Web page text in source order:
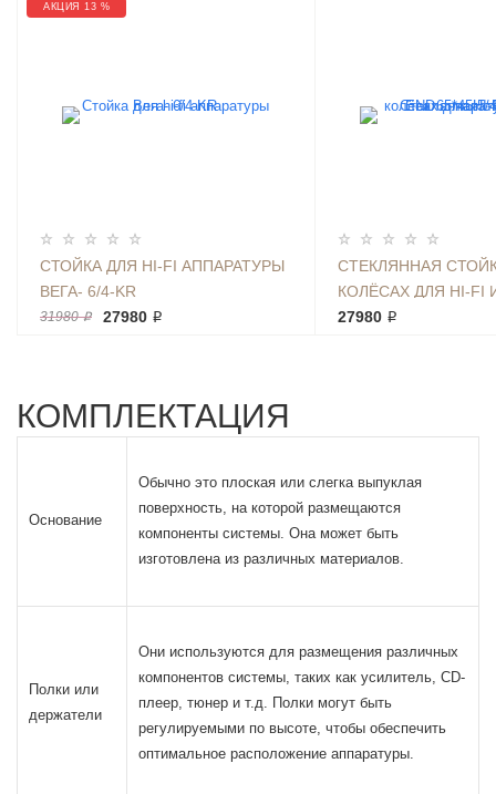
АКЦИЯ 13 %
СТОЙКА ДЛЯ HI-FI АППАРАТУРЫ
ВЕГА- 6/4-KR
31980 ₽ 27980 ₽
СТЕКЛЯННАЯ
КОЛЁСАХ ДЛЯ HI-FI
АППАРАТУРЫ ТК
27980 ₽
КОМПЛЕКТАЦИЯ
Основание
Обычно это плоская или слегка выпуклая
поверхность, на которой размещаются
компоненты системы. Она может быть
изготовлена из различных материалов.
Полки или
держатели
Они используются для размещения различных
компонентов системы, таких как усилитель, CD-
плеер, тюнер и т.д. Полки могут быть
регулируемыми по высоте, чтобы обеспечить
оптимальное расположение аппаратуры.